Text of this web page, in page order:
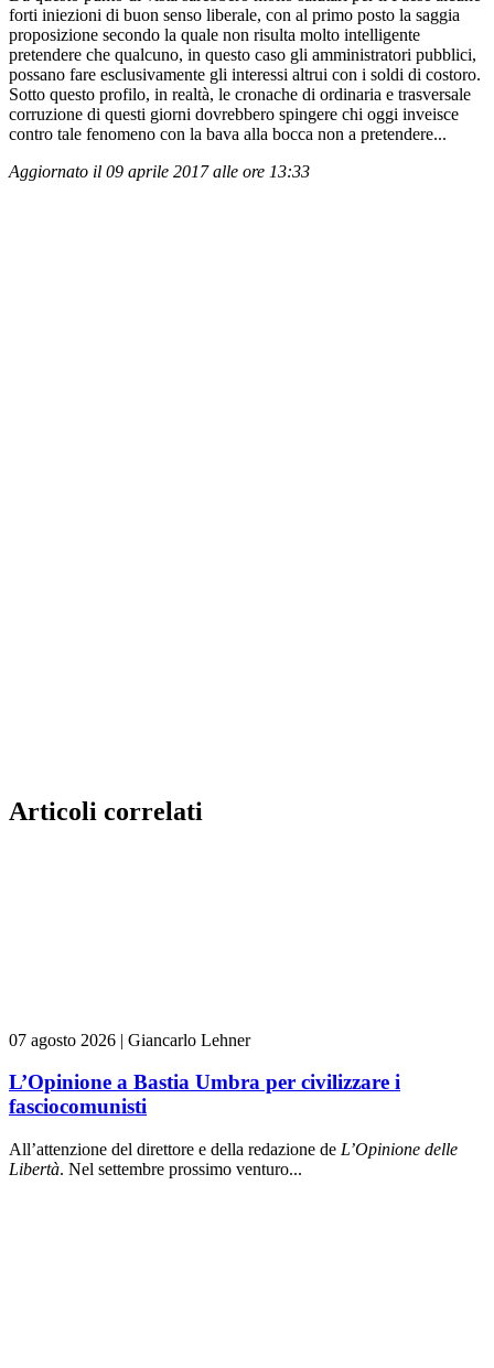
forti iniezioni di buon senso liberale, con al primo posto la saggia
proposizione secondo la quale non risulta molto intelligente
pretendere che qualcuno, in questo caso gli amministratori pubblici,
possano fare esclusivamente gli interessi altrui con i soldi di costoro.
Sotto questo profilo, in realtà, le cronache di ordinaria e trasversale
corruzione di questi giorni dovrebbero spingere chi oggi inveisce
contro tale fenomeno con la bava alla bocca non a pretendere...
Aggiornato il 09 aprile 2017 alle ore 13:33
Articoli correlati
07 agosto 2026 | Giancarlo Lehner
L’Opinione a Bastia Umbra per civilizzare i
fasciocomunisti
All’attenzione del direttore e della redazione de L’Opinione delle
Libertà. Nel settembre prossimo venturo...